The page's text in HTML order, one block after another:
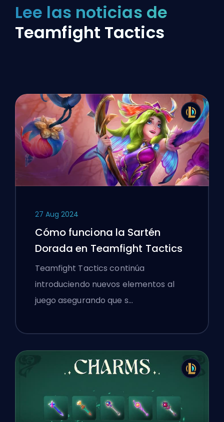
Lee las noticias de
Teamfight Tactics
27 Aug 2024
Cómo funciona la Sartén
Dorada en Teamfight Tactics
Teamfight Tactics continúa
introduciendo nuevos elementos al
juego asegurando que s…